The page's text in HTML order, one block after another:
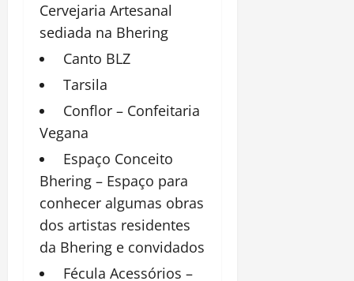
Cervejaria Artesanal
sediada na Bhering
Canto BLZ
Tarsila
Conflor – Confeitaria
Vegana
Espaço Conceito
Bhering – Espaço para
conhecer algumas obras
dos artistas residentes
da Bhering e convidados
Fécula Acessórios –